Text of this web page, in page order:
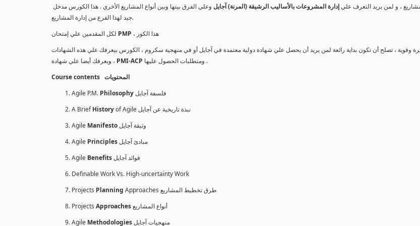
، و لمن يريد التعرف عليإدارة المشروعات بالأساليب الرشيقة (المرنة) آجايل وعلي الفرق بينها وبين أنواع المشاريع الأخري . هذا الكورس مدخل
جيد لهذا الفرع من إدارة المشاريع.
PMP
، هذا الكور
وقوية ، تصلح أن تكون بداية رائعة لمن يريد أن يحصل علي شهادة دولية معتمدة في آجايل أو في منهجية سكروم ، الكورس بيعرفك علي هذه الشهادات
PMI-ACP
ومتطلبات الحصول عليها .
Agile P.M. Philosophyفلسفة آجايل
A BriefHistory
of Agile نبذة تاريخية عن آجايل
Agile Manifestoوثيقة آجايل
Agile Principlesمبادئ آجايل
Agile Benefitsفوائد آجايل
Definable Work Vs. High-uncertainty Work
Projects Planning
Approaches طرق تخطيط المشاريع
Projects Approachesأنواع المشاريع
Agile Methodologiesمنهجيات آجايل